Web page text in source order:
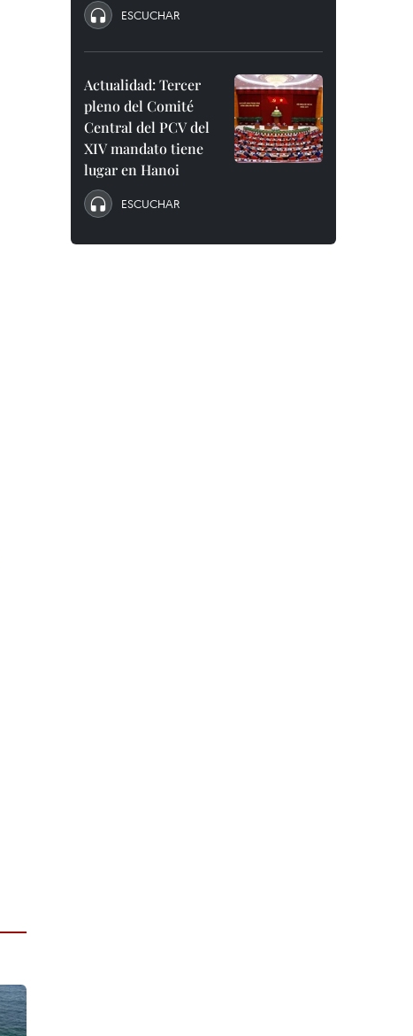
ESCUCHAR
Actualidad: Tercer
pleno del Comité
Central del PCV del
XIV mandato tiene
lugar en Hanoi
ESCUCHAR